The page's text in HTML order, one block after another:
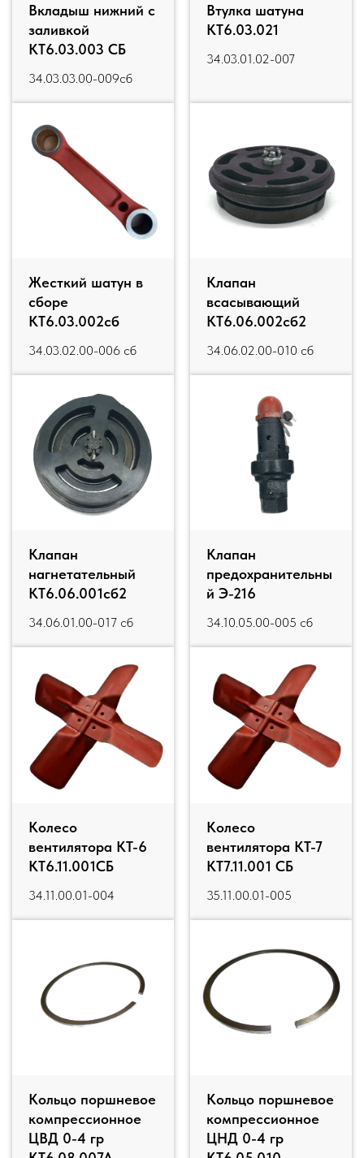
Вкладыш нижний с
заливкой
КТ6.03.003 СБ
34.03.03.00-009сб
Втулка шатуна
КТ6.03.021
34.03.01.02-007
Жесткий шатун в
сборе
КТ6.03.002сб
34.03.02.00-006 сб
Клапан
всасывающий
КТ6.06.002сб2
34.06.02.00-010 сб
Клапан
нагнетательный
КТ6.06.001сб2
34.06.01.00-017 сб
Клапан
предохранительны
й Э-216
34.10.05.00-005 сб
Колесо
вентилятора КТ-6
КТ6.11.001СБ
34.11.00.01-004
Колесо
вентилятора КТ-7
КТ7.11.001 СБ
35.11.00.01-005
Кольцо поршневое
компрессионное
ЦВД 0-4 гр
Кольцо поршневое
компрессионное
ЦНД 0-4 гр